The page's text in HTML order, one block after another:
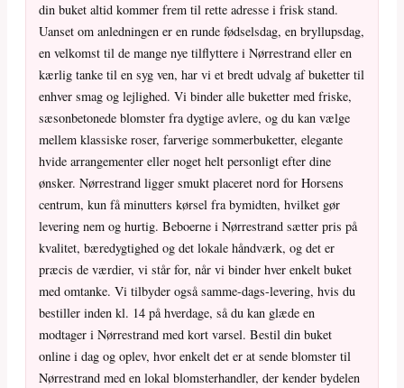
din buket altid kommer frem til rette adresse i frisk stand.
Uanset om anledningen er en runde fødselsdag, en bryllupsdag,
en velkomst til de mange nye tilflyttere i Nørrestrand eller en
kærlig tanke til en syg ven, har vi et bredt udvalg af buketter til
enhver smag og lejlighed. Vi binder alle buketter med friske,
sæsonbetonede blomster fra dygtige avlere, og du kan vælge
mellem klassiske roser, farverige sommerbuketter, elegante
hvide arrangementer eller noget helt personligt efter dine
ønsker. Nørrestrand ligger smukt placeret nord for Horsens
centrum, kun få minutters kørsel fra bymidten, hvilket gør
levering nem og hurtig. Beboerne i Nørrestrand sætter pris på
kvalitet, bæredygtighed og det lokale håndværk, og det er
præcis de værdier, vi står for, når vi binder hver enkelt buket
med omtanke. Vi tilbyder også samme-dags-levering, hvis du
bestiller inden kl. 14 på hverdage, så du kan glæde en
modtager i Nørrestrand med kort varsel. Bestil din buket
online i dag og oplev, hvor enkelt det er at sende blomster til
Nørrestrand med en lokal blomsterhandler, der kender bydelen